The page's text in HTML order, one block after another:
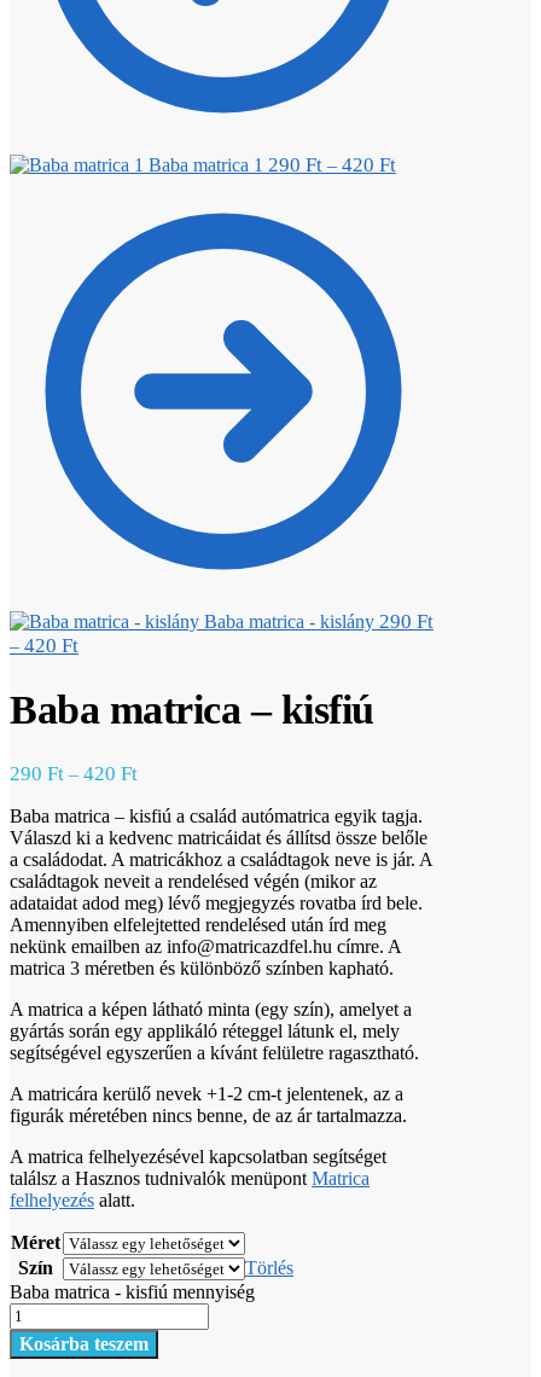
Baba matrica 1 290 Ft – 420 Ft
Baba matrica - kislány 290 Ft
– 420 Ft
Baba matrica – kisfiú
290 Ft – 420 Ft
Baba matrica – kisfiú a család autómatrica egyik tagja.
Válaszd ki a kedvenc matricáidat és állítsd össze belőle
a családodat. A matricákhoz a családtagok neve is jár. A
családtagok neveit a rendelésed végén (mikor az
adataidat adod meg) lévő megjegyzés rovatba írd bele.
Amennyiben elfelejtetted rendelésed után írd meg
nekünk emailben az info@matricazdfel.hu címre. A
matrica 3 méretben és különböző színben kapható.
A matrica a képen látható minta (egy szín), amelyet a
gyártás során egy applikáló réteggel látunk el, mely
segítségével egyszerűen a kívánt felületre ragasztható.
A matricára kerülő nevek +1-2 cm-t jelentenek, az a
figurák méretében nincs benne, de az ár tartalmazza.
A matrica felhelyezésével kapcsolatban segítséget
találsz a Hasznos tudnivalók menüpont Matrica
felhelyezés alatt.
Méret
Szín
Törlés
Baba matrica - kisfiú mennyiség
Kosárba teszem